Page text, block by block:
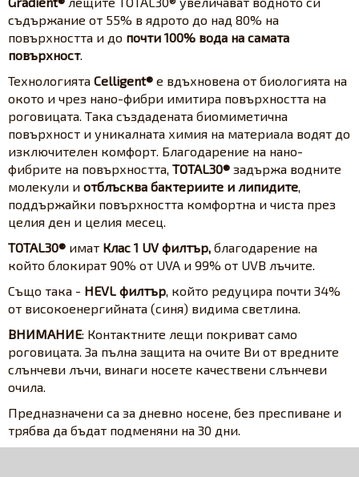
съдържание от 55% в ядрото до над 80% на
повърхността и до почти 100% вода на самата
повърхност.
Технологията Celligent® е вдъхновена от биологията на
окото и чрез нано-фибри имитира повърхността на
роговицата. Така създадената биомиметична
повърхност и уникалната химия на материала водят до
изключителен комфорт. Благодарение на нано-
фибрите на повърхността, TOTAL30® задържа водните
молекули и отблъсква бактериите и липидите,
поддържайки повърхността комфортна и чиста през
целия ден и целия месец.
TOTAL30® имат Клас 1 UV филтър, благодарение на
който блокират 90% от UVA и 99% от UVB лъчите.
Също така - HEVL филтър, който редуцира почти 34%
от високоенергийната (синя) видима светлина.
ВНИМАНИЕ: Контактните лещи покриват само
роговицата. За пълна защита на очите Ви от вредните
слънчеви лъчи, винаги носете качествени слънчеви
очила.
Предназначени са за дневно носене, без преспиване и
трябва да бъдат подменяни на 30 дни.